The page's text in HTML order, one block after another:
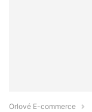
Orlové E-commerce